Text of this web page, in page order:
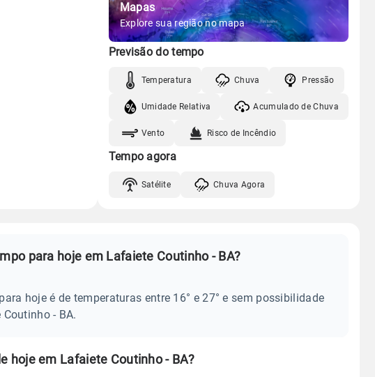
Mapas
Explore sua região no mapa
Previsão do tempo
Temperatura Chuva Pressão
Umidade Relativa Acumulado de Chuva
Vento Risco de Incêndio
Tempo agora
Satélite Chuva Agora
para hoje em Lafaiete Coutinho - BA?
hoje é de temperaturas entre 16° e 27° e sem possibilidade
- BA.
hoje em Lafaiete Coutinho - BA?